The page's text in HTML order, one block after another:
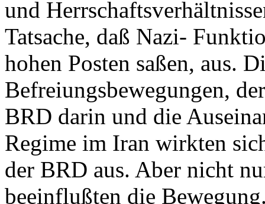
und
Tatsache, daß Nazi-
hohen Posten saßen, aus.
Befreiungsbewegungen,
BRD darin und die
Regime im Iran wirkten
der BRD aus. Aber nicht
beeinflußten die